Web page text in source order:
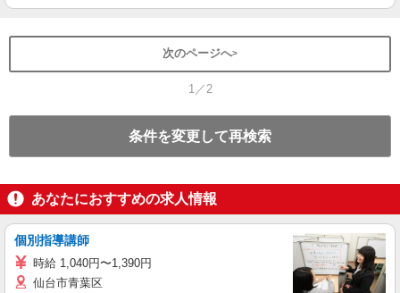
次のページへ
1／2
条件を変更して再検索
あなたにおすすめの求人情報
個別指導講師
時給 1,040円〜1,390円
仙台市青葉区